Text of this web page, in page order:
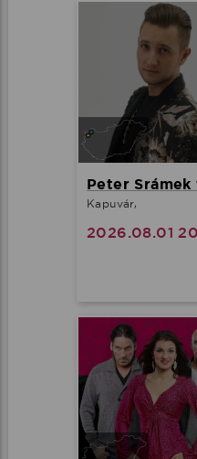
Peter
Kapuvár,
2026.08.01